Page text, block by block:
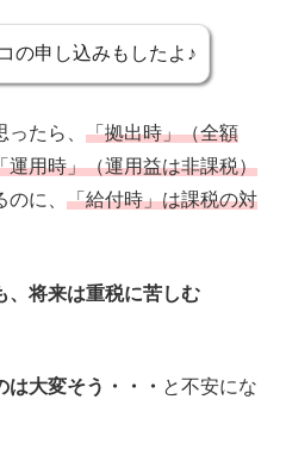
の申し込みもしたよ♪
たら、 「拠出時」（全額
運用時」（運用益は非課税）
に、 「給付時」は課税の対
、将来は重税に苦しむ
大変そう・・・ と不安にな